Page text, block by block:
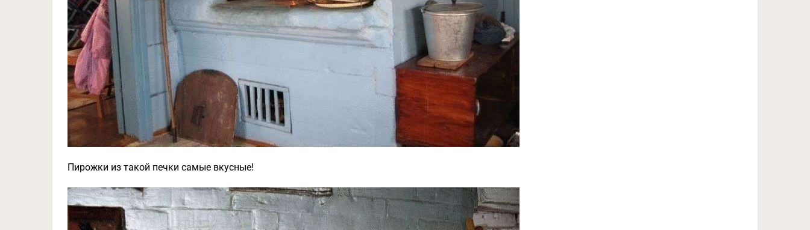
Пирожки из такой печки самые вкусные!